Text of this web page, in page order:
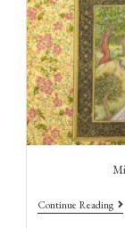
Continue Reading